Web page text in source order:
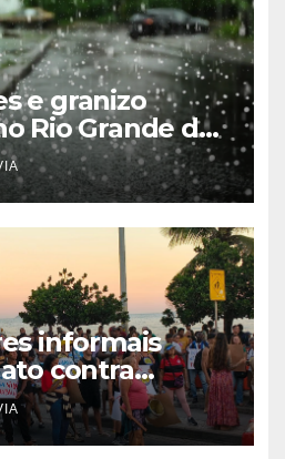
e granizo
Rio Grande do
informais
contra
Zero